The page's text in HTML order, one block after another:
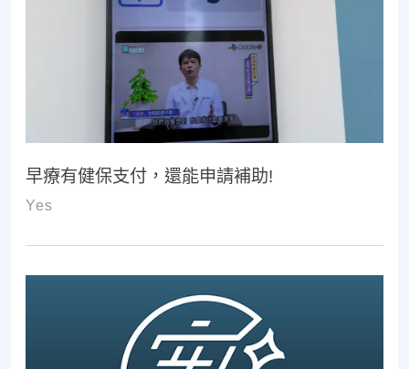
早療有健保支付，還能申請補助!
Yes